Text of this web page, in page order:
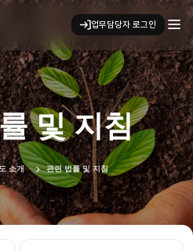
키보드 탐색 시 아래 화살표
업무담당자 로그인
및 지침
소개 관련 법률 및 지침